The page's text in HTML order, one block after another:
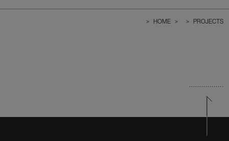
> HOME > > PROJECTS